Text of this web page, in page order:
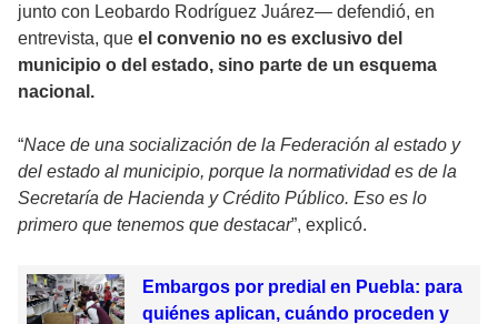
junto con Leobardo Rodríguez Juárez— defendió, en
entrevista, que el convenio no es exclusivo del
municipio o del estado, sino parte de un esquema
nacional.
“Nace de una socialización de la Federación al estado y
del estado al municipio, porque la normatividad es de la
Secretaría de Hacienda y Crédito Público. Eso es lo
primero que tenemos que destacar”, explicó.
Embargos por predial en Puebla: para
quiénes aplican, cuándo proceden y